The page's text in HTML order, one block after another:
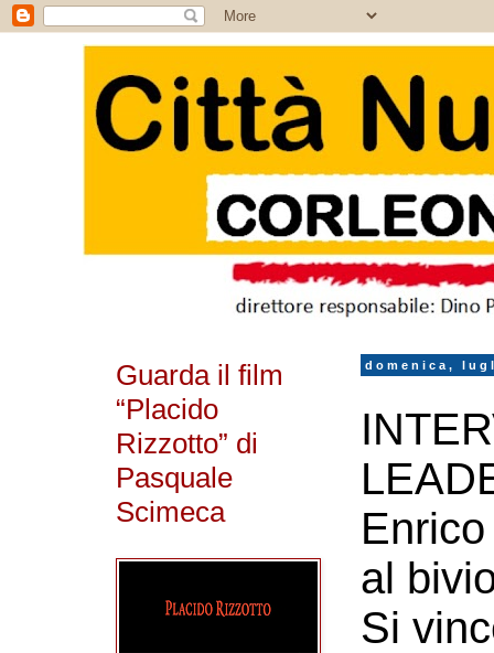
domenica,
al
Si
Guarda il film
“Placido
Rizzotto” di
Pasquale
Scimeca